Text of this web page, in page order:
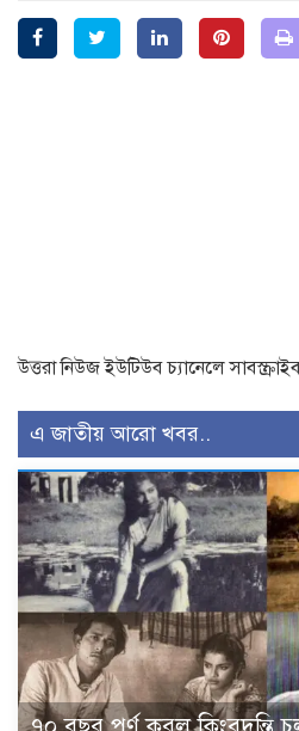
উত্তরা নিউজ ইউটিউব চ্যানেলে
এ জাতীয় আরো খবর..